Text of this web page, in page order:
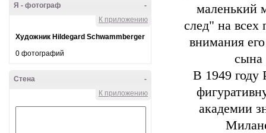
-
Я - фотограф
К приложению
Художник Hildegard Schwammberger
0 фотографий
-
Стена
К приложению
маленький
след" на всех
внимания
сына
В 1949 году
академии